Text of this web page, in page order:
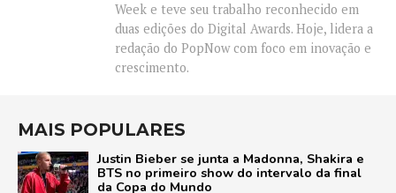
Week e teve seu trabalho reconhecido em
duas edições do Digital Awards. Hoje, lidera a
redação do PopNow com foco em inovação e
crescimento.
MAIS POPULARES
Justin Bieber se junta a Madonna, Shakira e
BTS no primeiro show do intervalo da final
da Copa do Mundo